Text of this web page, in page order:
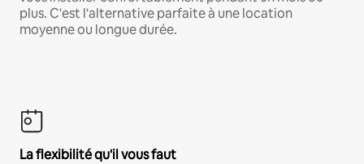
plus. C'est l'alternative parfaite à une location
moyenne ou longue durée.
La flexibilité qu'il vous faut